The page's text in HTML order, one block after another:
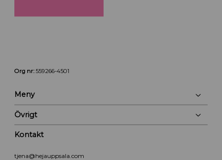
Org nr:559266-4501
Meny
Övrigt
Kontakt
tjena@hejauppsala.com